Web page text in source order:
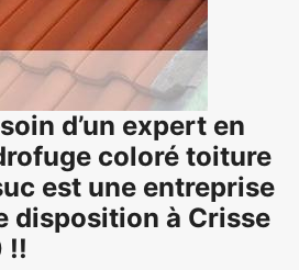
d’un expert en
coloré toiture
est une entreprise
disposition à Crisse
!!